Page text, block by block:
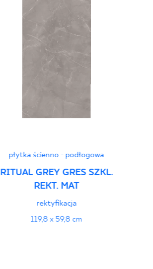
płytka ścienno - podłogowa
RITUAL GREY GRES SZKL.
REKT. MAT
rektyfikacja
119,8 x 59,8 cm